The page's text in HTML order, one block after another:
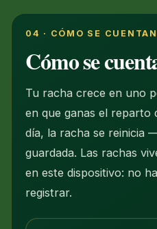
04 · CÓMO SE
Cómo se
Tu racha crece en uno
en que ganas el reparto
día, la racha se reinicia
guardada. Las rachas
en este dispositivo: no
registrar.